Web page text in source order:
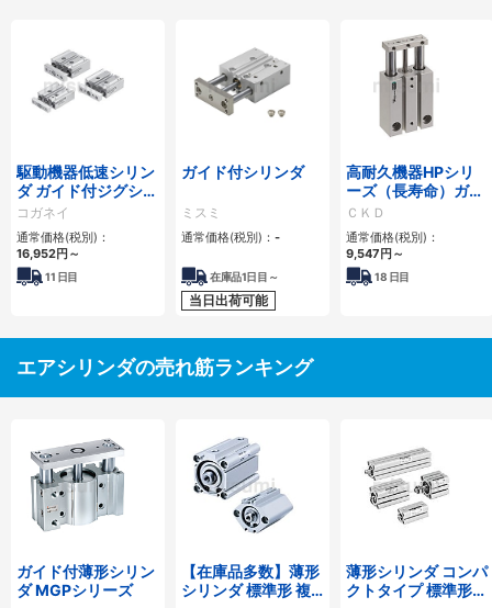
駆動機器低速シリン
ダ ガイド付ジグシリ
ンダシリーズ
コガネイ
通常価格(税別)：
16,952円 ～
11 日目
ガイド付シリンダ
ミスミ
通常価格(税別)： -
在庫品1日目～
当日出荷可能
高耐久機器HPシリ
ーズ（長寿命）ガイ
ド付シリンダ STM-
M/B-HP1シリーズ
ＣＫＤ
通常価格(税別)：
9,547 円 ～
18 日目
エアシリンダの売れ筋ランキング
ガイド付薄形シリン
ダ MGPシリーズ
【在庫品多数】薄形
シリンダ 標準形 複
薄形シリンダ コンパ
クトタイプ 標準形